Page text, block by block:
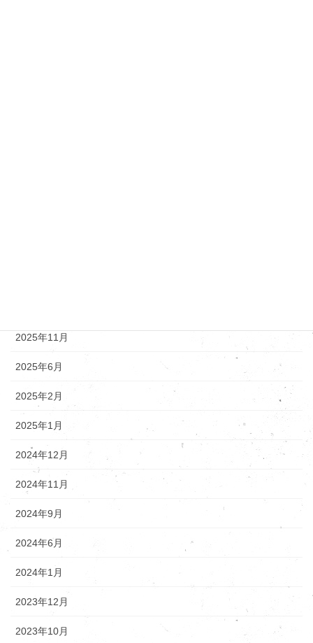
2025年11月
2025年6月
2025年2月
2025年1月
2024年12月
2024年11月
2024年9月
2024年6月
2024年1月
2023年12月
2023年10月